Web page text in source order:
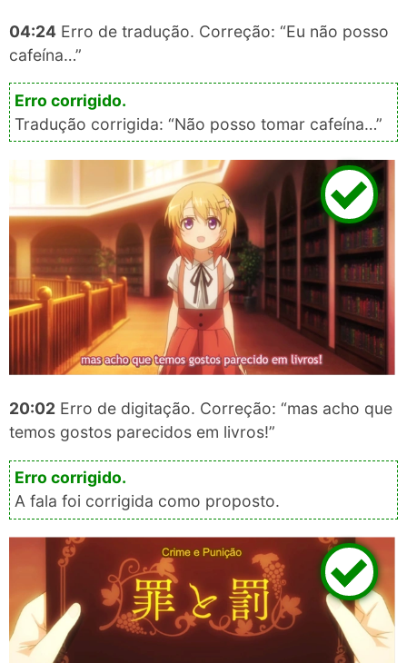
04:24 Erro de tradução. Correção: “Eu não posso
cafeína…”
Tradução corrigida: “Não posso tomar cafeína…”
20:02 Erro de digitação. Correção: “mas acho que
temos gostos parecidos em livros!”
A fala foi corrigida como proposto.